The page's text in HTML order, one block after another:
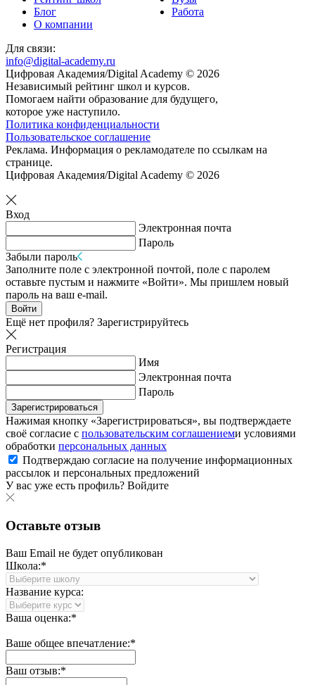
Блог
Работа
О компании
Для связи:
info@digital-academy.ru
Цифровая Академия/Digital Academy © 2026
Независимый рейтинг школ и курсов.
Помогаем найти образование для будущего,
которое уже наступило.
Политика конфиденциальности
Пользовательское соглашение
Реклама. Информация о рекламодателе по ссылкам на
странице.
Цифровая Академия/Digital Academy © 2026
Вход
Электронная почта
Пароль
Забыли пароль
Заполните поле с электронной почтой, поле с паролем
оставьте пустым и нажмите «Войти». Мы пришлем новый
пароль на ваш e-mail.
Войти
Ещё нет профиля? Зарегистрируйтесь
Регистрация
Имя
Электронная почта
Пароль
Зарегистрироваться
Нажимая кнопку «Зарегистрироваться», вы подтверждаете
своё согласие с пользовательским соглашениеми условиями
обработки персональных данных
Подтверждаю согласие на получение информационных
рассылок и персональных предложений
У вас уже есть профиль? Войдите
Оставьте отзыв
Ваш Email не будет опубликован
Школа:*
Название курса:
Ваша оценка:*
Ваше общее впечатление:*
Ваш отзыв:*